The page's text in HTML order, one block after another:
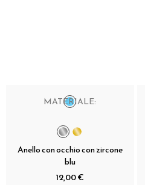
MATERIALE:
Anello con occhio con zircone
blu
12,00 €